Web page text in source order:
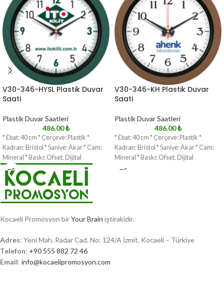
V30-346-HYSL Plastik Duvar
Saati
Plastik Duvar Saatleri
486.00₺
* Ebat: 40 cm * Çerçeve: Plastik *
Kadran: Bristol * Saniye: Akar * Cam:
Mineral * Baskı: Ofset, Dijital
V30-346-KH Plastik Duvar
Saati
Plastik Duvar Saatleri
486.00₺
* Ebat: 40 cm * Çerçeve: Plastik *
Kadran: Bristol * Saniye: Akar * Cam:
Mineral * Baskı: Ofset, Dijital
Kocaeli Promosyon birYour Brain iştirakidir.
Adres: Yeni Mah. Radar Cad. No: 124/A İzmit, Kocaeli – Türkiye
Telefon: +90 555 882 72 46
Email: info@kocaelipromosyon.com